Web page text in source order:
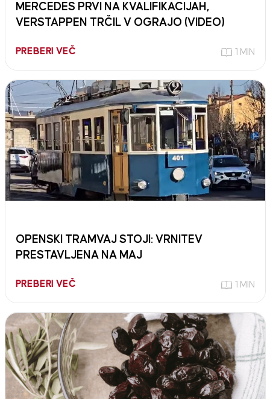
MERCEDES PRVI NA KVALIFIKACIJAH,
VERSTAPPEN TRČIL V OGRAJO (VIDEO)
PREBERI VEČ 1 MIN
OPENSKI TRAMVAJ STOJI: VRNITEV
PRESTAVLJENA NA MAJ
PREBERI VEČ 1 MIN